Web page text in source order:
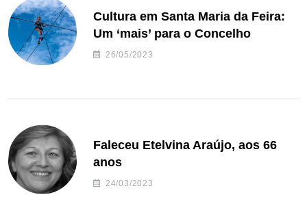
Cultura em Santa Maria da Feira:
Um ‘mais’ para o Concelho
26/05/2023
Faleceu Etelvina Araújo, aos 66
anos
24/03/2023